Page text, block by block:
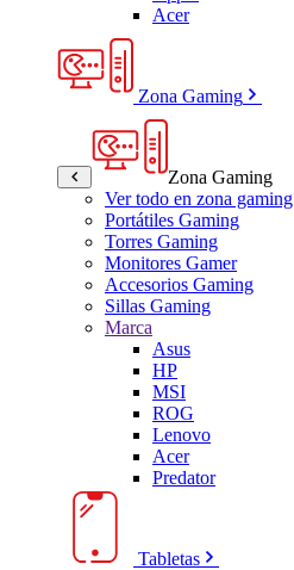
Acer
Zona Gaming
Zona Gaming
Ver todo en zona gaming
Portátiles Gaming
Torres Gaming
Monitores Gamer
Accesorios Gaming
Sillas Gaming
Marca
Asus
HP
MSI
ROG
Lenovo
Acer
Predator
Tabletas